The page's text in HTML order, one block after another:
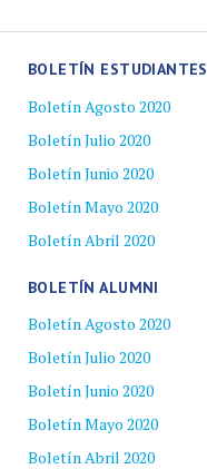
BOLETÍN ESTUDIANTES
Boletín Agosto 2020
Boletín Julio 2020
Boletín Junio 2020
Boletín Mayo 2020
Boletín Abril 2020
BOLETÍN ALUMNI
Boletín Agosto 2020
Boletín Julio 2020
Boletín Junio 2020
Boletín Mayo 2020
Boletín Abril 2020